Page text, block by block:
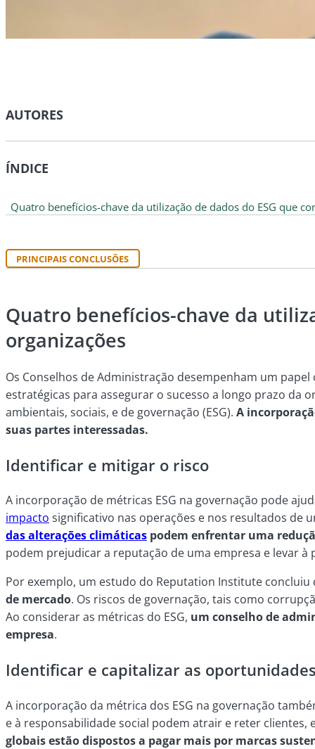
AUTORES
ÍNDICE
Quatro benefícios-chave da utilização de dados do ESG que
PRINCIPAIS CONCLUSÕES
Quatro benefícios-chave da
organizações
Os Conselhos de Administração desempenham um
estratégicas para assegurar o sucesso a longo prazo da
ambientais, sociais, e de governação (ESG). A
suas partes interessadas.
Identificar e mitigar o risco
A incorporação de métricas ESG na governação pode
impacto significativo nas operações e nos resultados de
das alterações climáticas podem enfrentar uma
podem prejudicar a reputação de uma empresa e levar à
Por exemplo, um estudo do Reputation Institute
de mercado. Os riscos de governação, tais como
Ao considerar as métricas do ESG, um conselho de
empresa.
Identificar e capitalizar as
A incorporação da métrica dos ESG na governação
e à responsabilidade social podem atrair e reter
globais estão dispostos a pagar mais por marcas